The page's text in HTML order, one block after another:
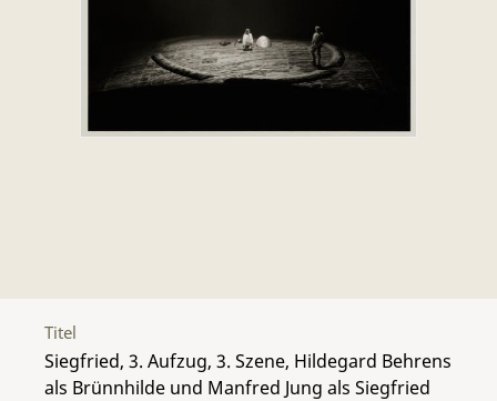
Titel
Siegfried, 3. Aufzug, 3. Szene, Hildegard Behrens
als Brünnhilde und Manfred Jung als Siegfried